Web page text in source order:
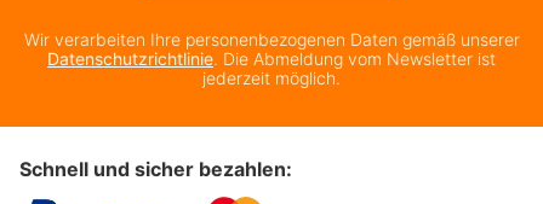
Wir verarbeiten Ihre personenbezogenen Daten gemäß unserer
Datenschutzrichtlinie. Die Abmeldung vom Newsletter ist
jederzeit möglich.
Schnell und sicher bezahlen: